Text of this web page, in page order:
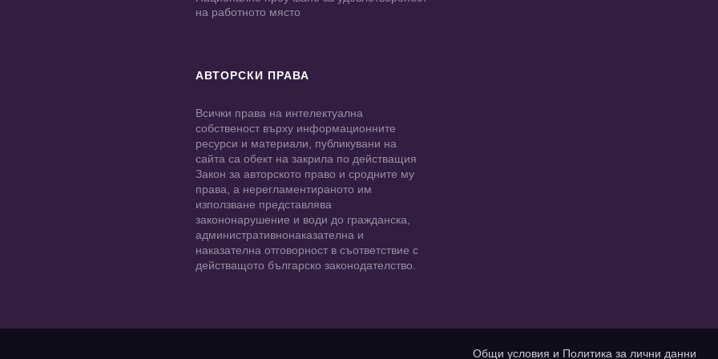
на работното място
АВТОРСКИ ПРАВА
Всички права на интелектуална
собственост върху информационните
ресурси и материали, публикувани на
сайта са обект на закрила по действащия
Закон за авторското право и сродните му
права, а нерегламентираното им
използване представлява
закононарушение и води до гражданска,
административнонаказателна и
наказателна отговорност в съответствие с
действащото българско законодателство.
Общи условия и Политика за лични данни